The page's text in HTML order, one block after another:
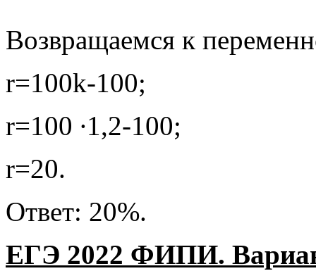
Возвращаемся к
r=100k-100;
r=100 ∙1,2-100;
r=20.
Ответ: 20%.
ЕГЭ 2022 ФИПИ.